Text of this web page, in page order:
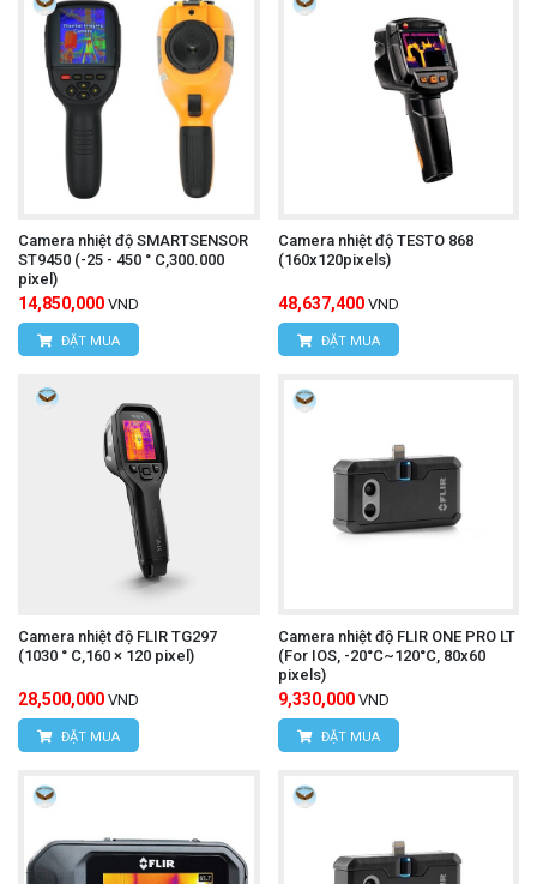
Camera nhiệt độ SMARTSENSOR
ST9450 (-25 - 450 ° C,300.000
pixel)
14,850,000 VND
ĐẶT MUA
Camera nhiệt độ TESTO 868
(160x120pixels)
48,637,400 VND
ĐẶT MUA
Camera nhiệt độ FLIR TG297
(1030 ° C,160 × 120 pixel)
28,500,000 VND
ĐẶT MUA
Camera nhiệt độ FLIR ONE PRO LT
(For IOS, -20°C~120°C, 80x60
pixels)
9,330,000 VND
ĐẶT MUA